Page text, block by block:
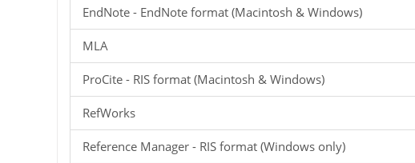
EndNote - EndNote format (Macintosh & Windows)
MLA
ProCite - RIS format (Macintosh & Windows)
RefWorks
Reference Manager - RIS format (Windows only)